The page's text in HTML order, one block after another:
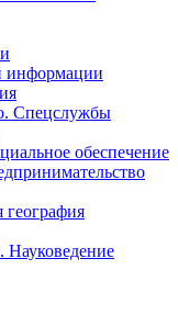
информации
Спецслужбы
обеспечение
география
Науковедение